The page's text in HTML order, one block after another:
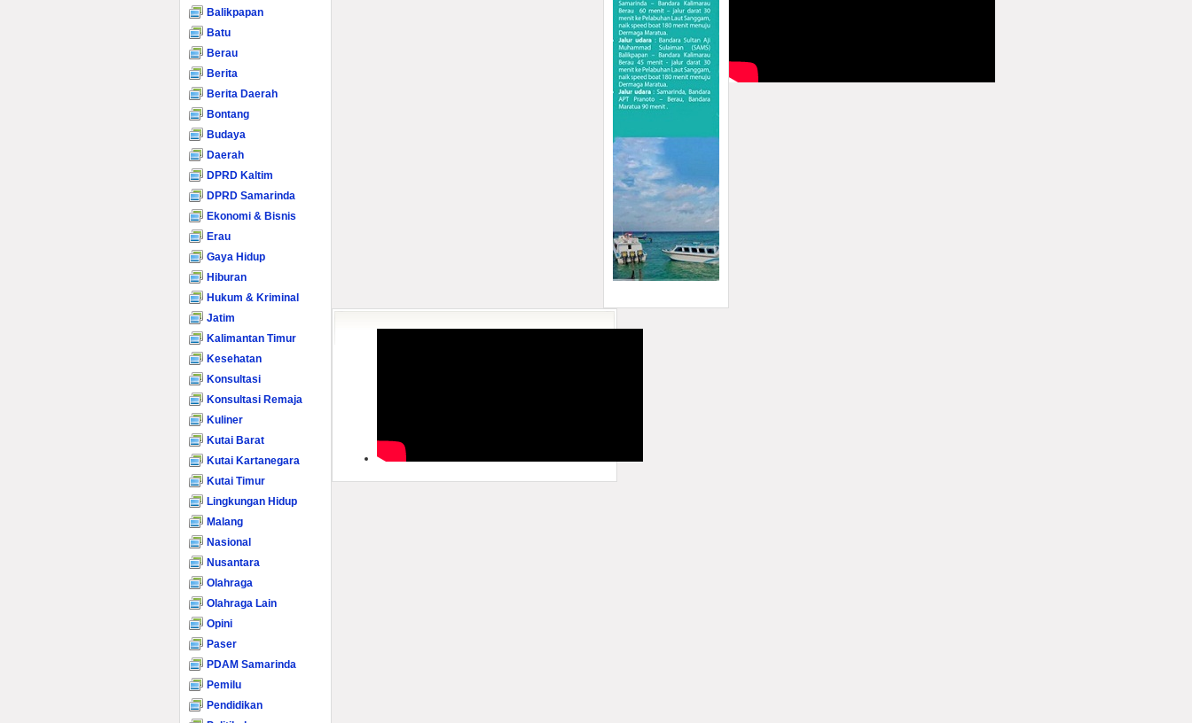
Balikpapan
Batu
Berau
Berita
Berita Daerah
Bontang
Budaya
Daerah
DPRD Kaltim
DPRD Samarinda
Ekonomi & Bisnis
Erau
Gaya Hidup
Hiburan
Hukum & Kriminal
Jatim
Kalimantan Timur
Kesehatan
Konsultasi
Konsultasi Remaja
Kuliner
Kutai Barat
Kutai Kartanegara
Kutai Timur
Lingkungan Hidup
Malang
Nasional
Nusantara
Olahraga
Olahraga Lain
Opini
Paser
PDAM Samarinda
Pemilu
Pendidikan